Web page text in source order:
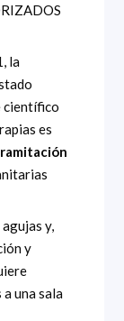
la
científico
es
y,
y
una sala